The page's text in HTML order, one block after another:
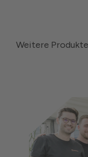
Weitere Produkte